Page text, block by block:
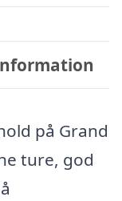
på Grand
ture, god